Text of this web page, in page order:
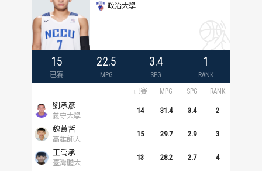
數據統計
歷屆冠軍
歷屆個人獎得主
數據統計
歷屆冠軍
歷屆個人獎得主
政治大學
15
已賽
22.5
MPG
3.4
SPG
1
RANK
已賽
MPG SPG RANK
劉承彥
義守大學
14 31.4 3.4 2
魏莨哲
高雄師大
15 29.7 2.9 3
王禹承
臺灣體大
13 28.2 2.7 4